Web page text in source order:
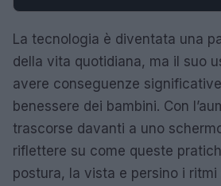
La tecnologia è diventata una
della vita quotidiana, ma il suo
avere conseguenze
benessere dei bambini. Con
trascorse davanti a uno
riflettere su come queste
postura, la vista e persino i ritmi